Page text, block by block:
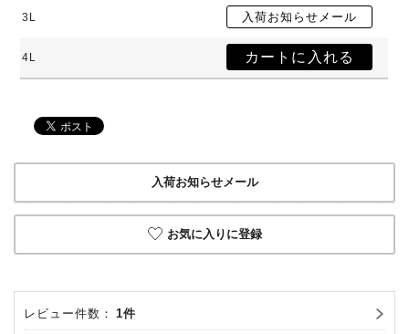
3L
4L
入荷お知らせメール
お気に入りに登録
レビュー件数： 1件